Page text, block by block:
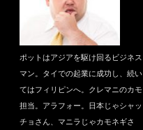
ポットはアジアを駆け回るビジネス
マン。タイでの起業に成功し、続い
てはフィリピンへ。クレマニのカモ
担当。アラフォー。日本じゃシャッ
チョさん、マニラじゃカモネギさ